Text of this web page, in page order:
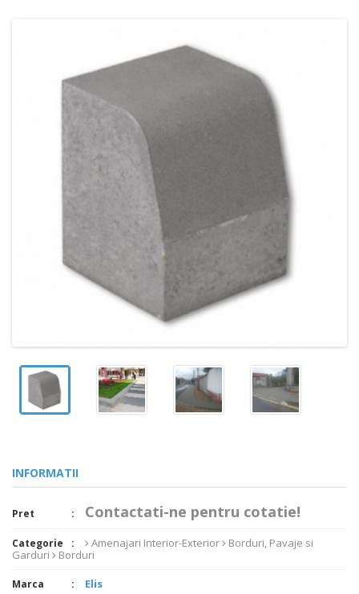
INFORMATII
Pret Contactati-ne pentru cotatie!
Categorie Amenajari Interior-Exterior
Borduri, Pavaje si
Garduri
Borduri
Marca Elis